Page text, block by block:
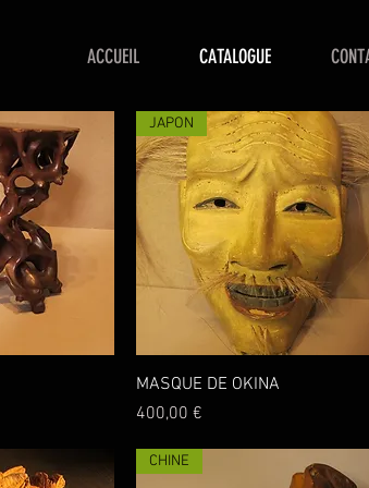
ACCUEIL CATALOGUE
Aperçu rapide
JAPON
MASQUE DE OKINA
Prix
400,00 €
CHINE